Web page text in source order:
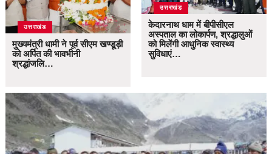
उत्तराखंड
मुख्यमंत्री धामी ने पूर्व सीएम खण्डूड़ी
को अर्पित की भावभीनी
श्रद्धांजलि…
उत्तराखंड
केदारनाथ धाम में बीपीसीएल
अस्पताल का लोकार्पण, श्रद्धालुओं
को मिलेंगी आधुनिक स्वास्थ्य
सुविधाएं…